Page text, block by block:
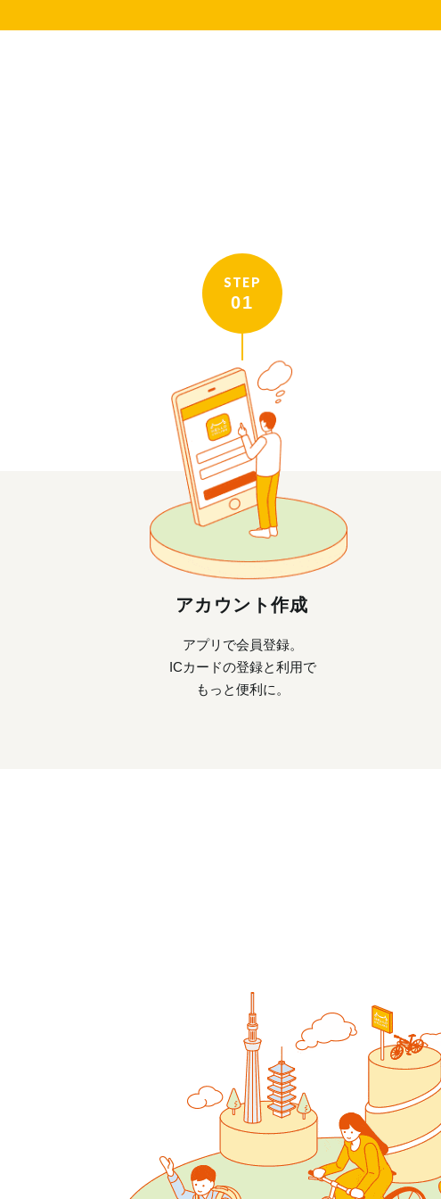
STEP
01
アカウント作成
アプリで会員登録。
ICカードの登録と利用で
もっと便利に。